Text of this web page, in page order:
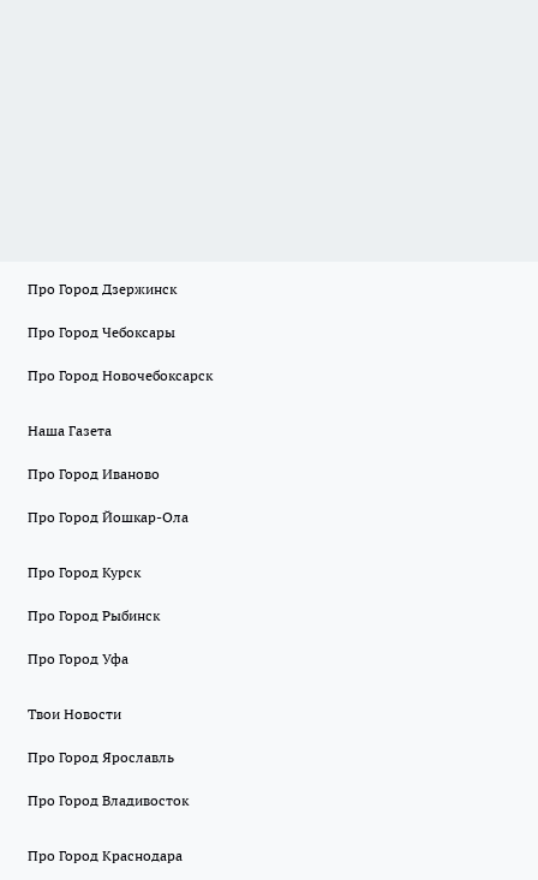
Про Город Дзержинск
Про Город Чебоксары
Про Город Новочебоксарск
Наша Газета
Про Город Иваново
Про Город Йошкар-Ола
Про Город Курск
Про Город Рыбинск
Про Город Уфа
Твои Новости
Про Город Ярославль
Про Город Владивосток
Про Город Краснодара